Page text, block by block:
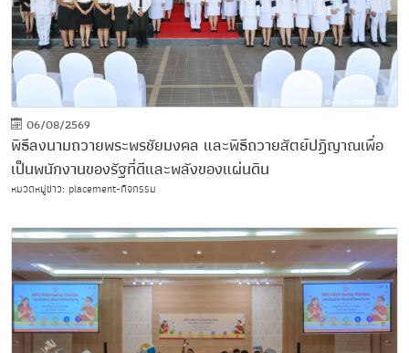
06/08/2569
พิธีลงนามถวายพระพรชัยมงคล และพิธีถวายสัตย์ปฏิญาณเพื่อ
เป็นพนักงานของรัฐที่ดีและพลังของแผ่นดิน
หมวดหมู่ข่าว: placement-กิจกรรม